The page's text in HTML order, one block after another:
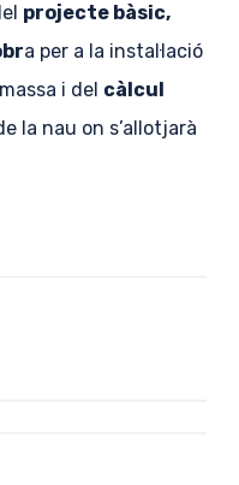
projecte bàsic,
a per a la instal·lació
i del càlcul
la nau on s’allotjarà